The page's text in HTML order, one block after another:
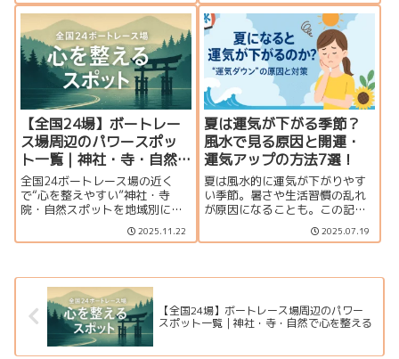
との組み合わせ、購入時のポイ
ントを分かりやすく解説しま
す。
的メソッドをわかりやすく解
説。今日から実践できる習慣も
紹介します。
【全国24場】ボートレー
ス場周辺のパワースポッ
ト一覧｜神社・寺・自然
で心を整える
全国24ボートレース場の近く
で“心を整えやすい”神社・寺
院・自然スポットを地域別に整
理。スピリチュアルに寄りすぎ
ず、レース前の緊張を落ち着か
2025.11.22
夏は運気が下がる季節？
風水で見る原因と開運・
運気アップの方法7選！
夏は風水的に運気が下がりやす
い季節。暑さや生活習慣の乱れ
が原因になることも。この記事
では、夏のNG風水と運気を上げ
るための開運習慣やお風呂の入
2025.07.19
【全国24場】ボートレース場周辺のパワー
スポット一覧｜神社・寺・自然で心を整える